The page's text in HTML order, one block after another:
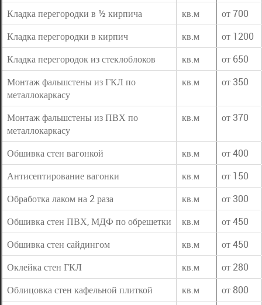
Кладка перегородки в ½ кирпича
кв.м
от 700
Кладка перегородки в кирпич
кв.м
от 1200
Кладка перегородок из стеклоблоков
кв.м
от 650
Монтаж фальшстены из ГКЛ по
металлокаркасу
кв.м от 350
Монтаж фальшстены из ПВХ по
металлокаркасу
кв.м от 370
Обшивка стен вагонкой кв.м
от 400
Антисептирование вагонки
кв.м
от 150
Обработка лаком на 2 раза
кв.м
от 300
Обшивка стен ПВХ, МДФ по обрешетки
кв.м
от 450
Обшивка стен сайдингом
кв.м
от 450
Оклейка стен ГКЛ
кв.м
от 280
Облицовка стен кафельной плиткой
кв.м от 800